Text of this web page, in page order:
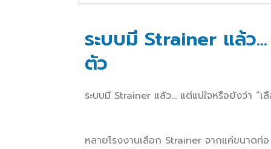
ระบบมี Strainer แล้ว
ตัว
ระบบมี Strainer แล้ว… แต่แน่ใจหรือยังว่า “
หลายโรงงานเลือก Strainer จากแค่ขนาดท่อ